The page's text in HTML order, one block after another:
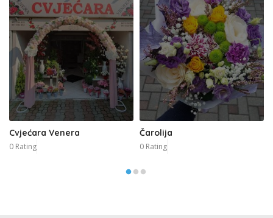
Cvjećara Venera
0 Rating
Čarolija
0 Rating